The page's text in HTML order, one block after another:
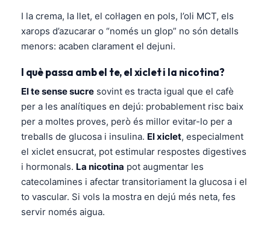
I la crema, la llet, el col·lagen en pols, l’oli MCT, els
xarops d’azucarar o “només un glop” no són detalls
menors: acaben clarament el dejuni.
I què passa amb el te, el xiclet i la nicotina?
El te sense sucre sovint es tracta igual que el cafè
per a les analítiques en dejú: probablement risc baix
per a moltes proves, però és millor evitar-lo per a
treballs de glucosa i insulina. El xiclet, especialment
el xiclet ensucrat, pot estimular respostes digestives
i hormonals. La nicotina pot augmentar les
catecolamines i afectar transitoriament la glucosa i el
to vascular. Si vols la mostra en dejú més neta, fes
servir només aigua.